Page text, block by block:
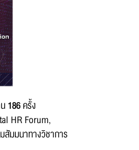
น186ครั้ง
HR Forum,
มมนาทางวิชาการ